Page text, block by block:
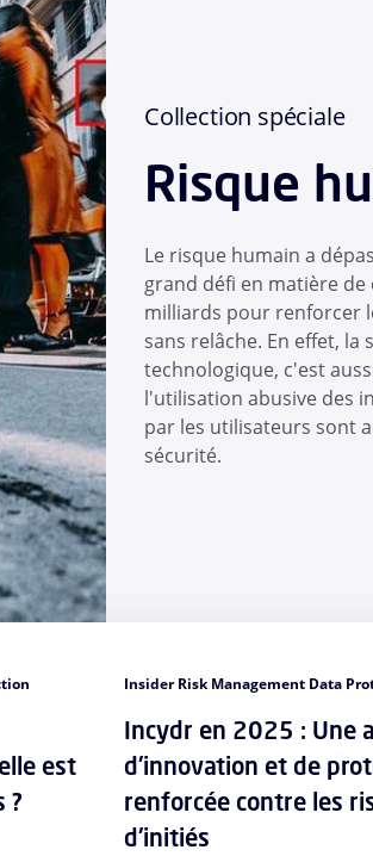
Collection spéciale
Risque
Le risque humain a
grand défi en matière
milliards pour renforcer
sans relâche. En effet,
technologique, c'est
l'utilisation abusive des
par les utilisateurs sont
sécurité.
est
?
Insider Risk Management Data
Incydr en 2025 : Une
d'innovation et de
renforcée contre les
d'initiés